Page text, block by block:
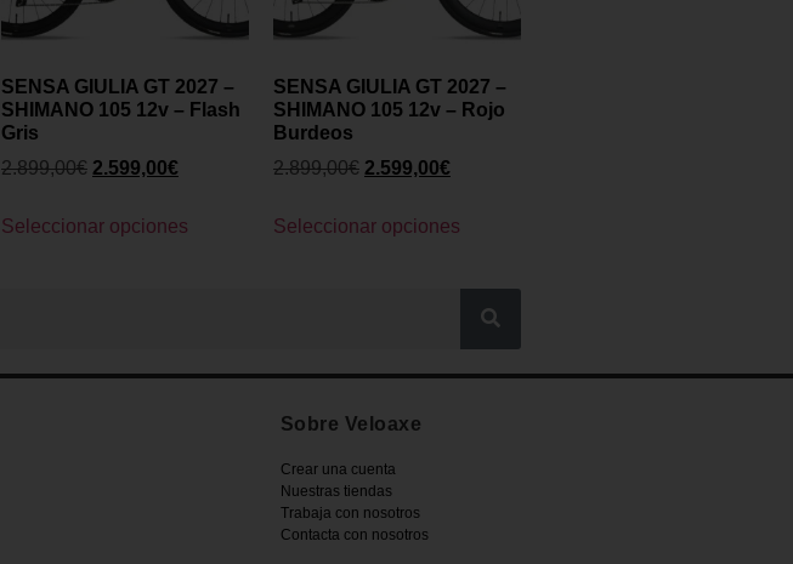
SENSA GIULIA GT 2027 –
SHIMANO 105 12v – Flash
Gris
2.899,00€ 2.599,00€
Seleccionar opciones
SENSA GIULIA GT 2027 –
SHIMANO 105 12v – Rojo
Burdeos
2.899,00€ 2.599,00€
Seleccionar opciones
Sobre Veloaxe
Crear una cuenta
Nuestras tiendas
Trabaja con nosotros
Contacta con nosotros